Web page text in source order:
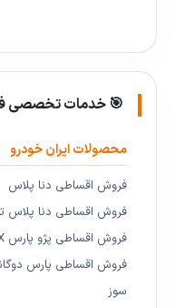
🎯 خدمات تخصصی
محصولات ایران خودرو
فروش اقساطی دنا پلاس
فروش اقساطی دنا پلاس
فروش اقساطی پژو پارس LX
فروش اقساطی پارس
سوز